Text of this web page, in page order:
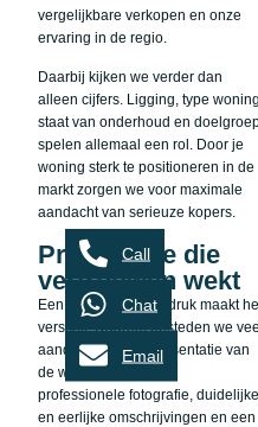
vergelijkbare verkopen en onze
ervaring in de regio.
Daarbij kijken we verder dan
alleen cijfers. Ligging, type
staat van onderhoud en
spelen allemaal een rol. Door je
woning sterk te positioneren in de
markt zorgen we voor maximale
aandacht van serieuze kopers.
Presentatie die
vertrouwen wekt
Een goede eerste indruk maakt
verschil. Daarom besteden we
aandacht aan de presentatie van
de woning. Denk aan
professionele fotografie, duidelijke
en eerlijke omschrijvingen en een
Call
Chat
Email